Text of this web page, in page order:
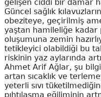
gelişen ciddi bir damar
Güncel sağlık
obeziteye, geçirilmiş
yaştan hamileliğe kadar
oluşumuna zemin
tetikleyici olabildiği bu
riskinin yaz aylarında
Ahmet Arif Ağlar, şu
artan sıcaklık ve
yeterli sıvı
pıhtılaşma eğiliminin